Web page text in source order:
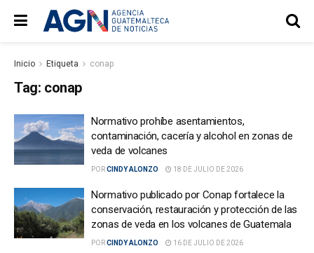
Inicio Etiqueta conap
Tag: conap
Normativo prohíbe asentamientos,
contaminación, cacería y alcohol en zonas de
veda de volcanes
PORCINDY ALONZO 18 DE JULIO DE 2026
Normativo publicado por Conap fortalece la
conservación, restauración y protección de las
zonas de veda en los volcanes de Guatemala
PORCINDY ALONZO 16 DE JULIO DE 2026